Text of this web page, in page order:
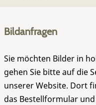
Bildanfragen
Sie möchten Bilder in
gehen Sie bitte auf die
unserer Website. Dort
das Bestellformular